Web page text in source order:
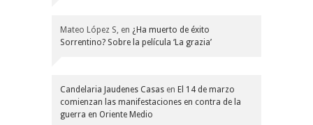
Mateo López S, en ¿Ha muerto de éxito
Sorrentino? Sobre la película ‘La grazia’
Candelaria Jaudenes Casas en El 14 de marzo
comienzan las manifestaciones en contra de la
guerra en Oriente Medio